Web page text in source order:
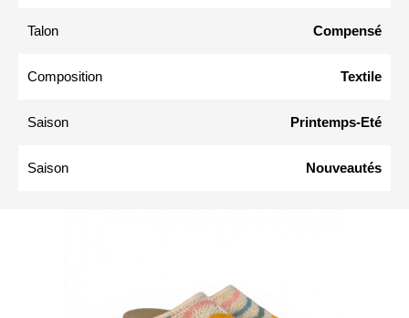
Talon Compensé
Composition Textile
Saison Printemps-Eté
Saison Nouveautés